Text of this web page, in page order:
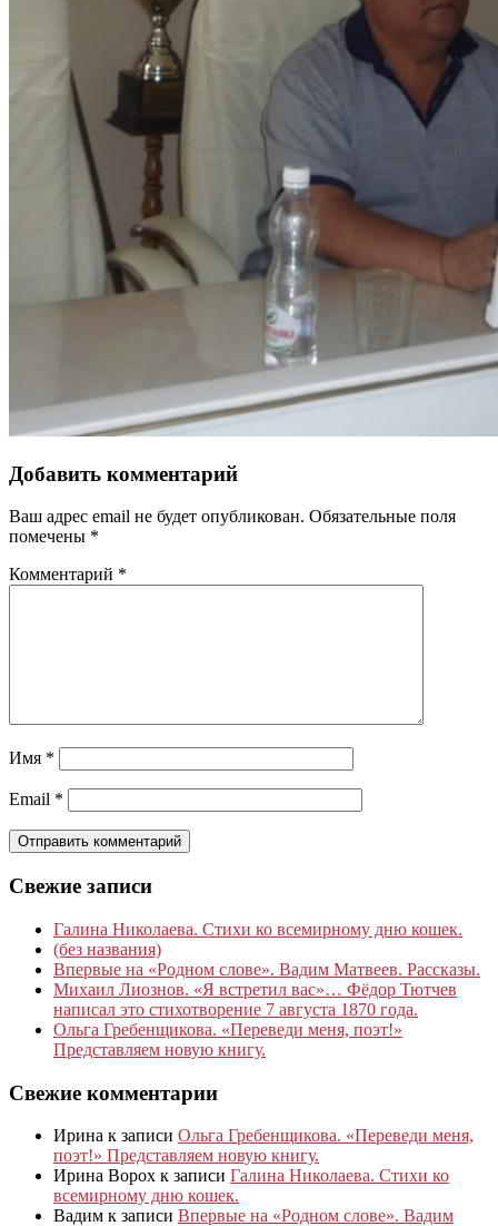
Добавить комментарий
Ваш адрес email не будет опубликован. Обязательные поля
помечены *
Комментарий *
Имя *
Email *
Свежие записи
Галина Николаева. Стихи ко всемирному дню кошек.
(без названия)
Впервые на «Родном слове». Вадим Матвеев. Рассказы.
Михаил Лиознов. «Я встретил вас»… Фёдор Тютчев
написал это стихотворение 7 августа 1870 года.
Ольга Гребенщикова. «Переведи меня, поэт!»
Представляем новую книгу.
Свежие комментарии
Ирина к записи Ольга Гребенщикова. «Переведи меня,
поэт!» Представляем новую книгу.
Ирина Ворох к записи Галина Николаева. Стихи ко
всемирному дню кошек.
Вадим к записи Впервые на «Родном слове». Вадим